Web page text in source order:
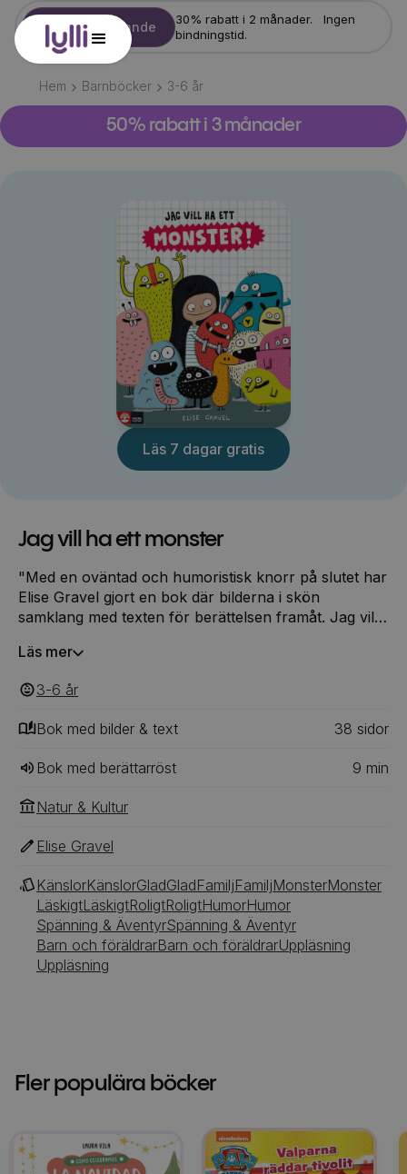
Starta erbjudande
30% rabatt i 2 månader. Ingen
bindningstid.
Hem Barnböcker 3-6 år
50% rabatt i 3 månader
Läs 7 dagar gratis
Jag vill ha ett monster
"Med en oväntad och humoristisk knorr på slutet har
Elise Gravel gjort en bok där bilderna i skön
samklang med texten för berättelsen framåt. Jag vill
många barn." Dag Hedberg, BTJ – Alla mina
Simon har en slurp, Alice har en knöpis. Jag vill
också ha ett, säger jag till pappa. Snälla, snälla...
Läs mer
3-6 ‎‎ år
Bok med bilder & text 38 ‎‎ sidor
Bok med berättarröst 9 min
Natur & Kultur
Elise Gravel
KänslorKänslorGladGladFamiljFamiljMonsterMonster
LäskigtLäskigtRoligtRoligtHumorHumor
Spänning & ÄventyrSpänning & Äventyr
Barn och föräldrarBarn och föräldrarUppläsning
Uppläsning
Fler populära böcker